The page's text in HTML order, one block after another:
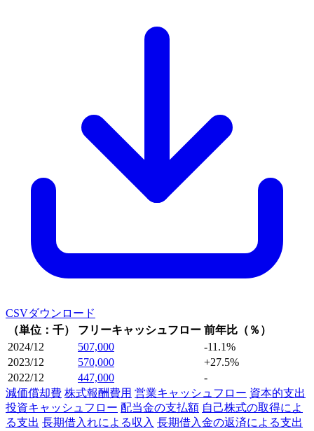
CSVダウンロード
（単位：千）
フリーキャッシュフロー 前年比（％）
2024/12
507,000
-11.1%
2023/12
570,000
+27.5%
2022/12
447,000
-
減価償却費 株式報酬費用 営業キャッシュフロー 資本的支出
投資キャッシュフロー 配当金の支払額 自己株式の取得によ
る支出 長期借入れによる収入 長期借入金の返済による支出